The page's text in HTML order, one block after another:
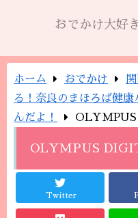
おでかけ大好
ホーム おでかけ
る！奈良のまほろば健
んだよ！
OLYMPUS
Twitter